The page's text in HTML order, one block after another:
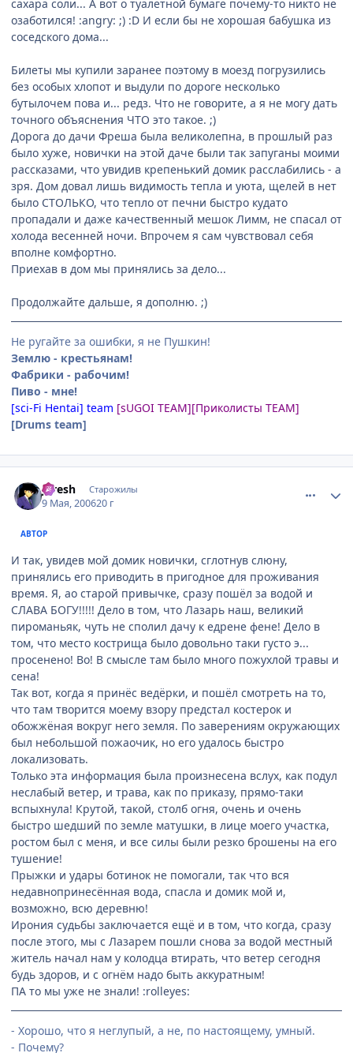
сахара соли... А вот о туалетной бумаге почему-то никто не
озаботился! :angry: ;) :D И если бы не хорошая бабушка из
соседского дома...
Билеты мы купили заранее поэтому в моезд погрузились
без особых хлопот и выдули по дороге несколько
бутылочем пова и... редз. Что не говорите, а я не могу дать
точного объяснения ЧТО это такое. ;)
Дорога до дачи Фреша была великолепна, в прошлый раз
было хуже, новички на этой даче были так запуганы моими
рассказами, что увидив крепенький домик расслабились - а
зря. Дом довал лишь видимость тепла и уюта, щелей в нет
было СТОЛЬКО, что тепло от печни быстро кудато
пропадали и даже качественный мешок Лимм, не спасал от
холода весенней ночи. Впрочем я сам чувствовал себя
вполне комфортно.
Приехав в дом мы принялись за дело...
Продолжайте дальше, я дополню. ;)
Не ругайте за ошибки, я не Пушкин!
Землю - крестьянам!
Фабрики - рабочим!
Пиво - мне!
[sci-Fi Hentai] team [sUGOI TEAM][Приколисты TEAM]
[Drums team]
JFresh Старожилы
9 Мая, 200620 г
АВТОР
И так, увидев мой домик новички, сглотнув слюну,
принялись его приводить в пригодное для проживания
время. Я, ао старой привычке, сразу пошёл за водой и
СЛАВА БОГУ!!!!! Дело в том, что Лазарь наш, великий
пироманьяк, чуть не сполил дачу к едрене фене! Дело в
том, что место кострища было довольно таки густо э...
просенено! Во! В смысле там было много пожухлой травы и
сена!
Так вот, когда я принёс ведёрки, и пошёл смотреть на то,
что там творится моему взору предстал костерок и
обожжёная вокруг него земля. По заверениям окружающих
был небольшой пожаочик, но его удалось быстро
локализовать.
Только эта информация была произнесена вслух, как подул
неслабый ветер, и трава, как по приказу, прямо-таки
вспыхнула! Крутой, такой, столб огня, очень и очень
быстро шедший по земле матушки, в лице моего участка,
ростом был с меня, и все силы были резко брошены на его
тушение!
Прыжки и удары ботинок не помогали, так что вся
недавнопринесённая вода, спасла и домик мой и,
возможно, всю деревню!
Ирония судьбы заключается ещё и в том, что когда, сразу
после этого, мы с Лазарем пошли снова за водой местный
житель начал нам у колодца втирать, что ветер сегодня
будь здоров, и с огнём надо быть аккуратным!
ПА то мы уже не знали! :rolleyes:
- Хорошо, что я неглупый, а не, по настоящему, умный.
- Почему?